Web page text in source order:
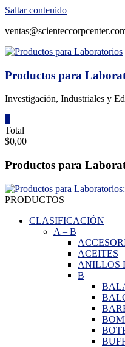
Saltar contenido
Productos para
Investigación, Industriales y
Total
$0,00
Productos para
PRODUCTOS
CLASIFICACIÓN
A – B
ACEITES
ANILLOS
B